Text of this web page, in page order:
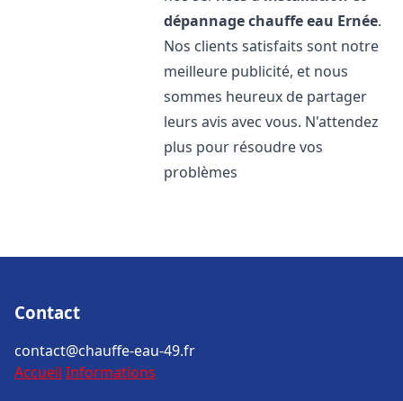
dépannage chauffe eau Ernée.
Nos clients satisfaits sont notre
meilleure publicité, et nous
sommes heureux de partager
leurs avis avec vous. N'attendez
plus pour résoudre vos
problèmes
Contact
contact@chauffe-eau-49.fr
Accueil Informations